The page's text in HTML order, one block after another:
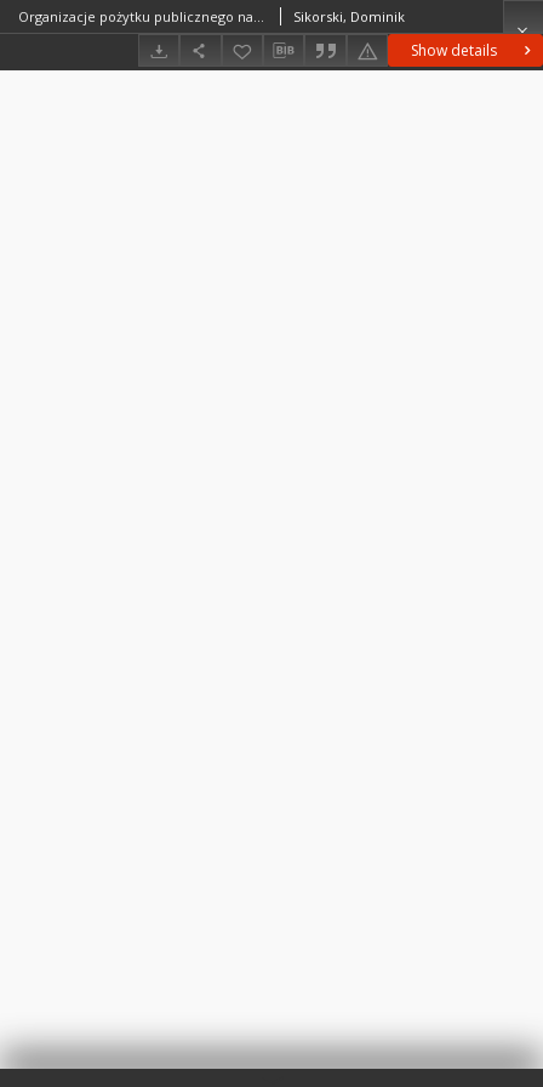
Show details
Organizacje pożytku publicznego na obszarach wiejskichw Polsce = Public benefit organizations in the rural areas of Poland Sikorski, Dominik